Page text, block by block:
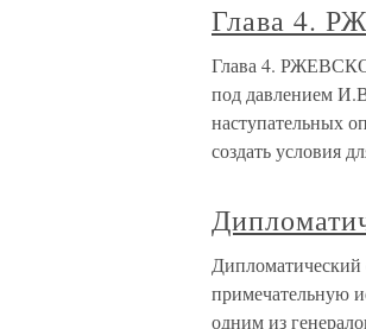
Глава 4.
Глава 4.
под давлением
наступательных
создать условия
Дипломатический
примечательную
одним из